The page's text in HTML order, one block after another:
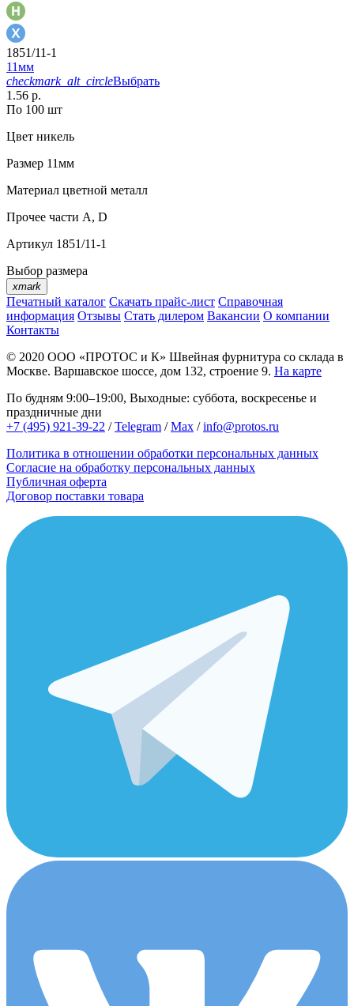
1851/11-1
11мм
checkmark_alt_circleВыбрать
1.56 р.
По 100 шт
Цвет никель
Размер 11мм
Материал цветной металл
Прочее части А, D
Артикул 1851/11-1
Выбор размера
xmark
Печатный каталог Скачать прайс-лист Справочная
информация Отзывы Стать дилером Вакансии О компании
Контакты
© 2020 ООО «ПРОТОС и К» Швейная фурнитура со склада в
Москве. Варшавское шоссе, дом 132, строение 9. На карте
По будням 9:00–19:00, Выходные: суббота, воскресенье и
праздничные дни
+7 (495) 921-39-22 /Telegram /Max /info@protos.ru
Политика в отношении обработки персональных данных
Согласие на обработку персональных данных
Публичная оферта
Договор поставки товара